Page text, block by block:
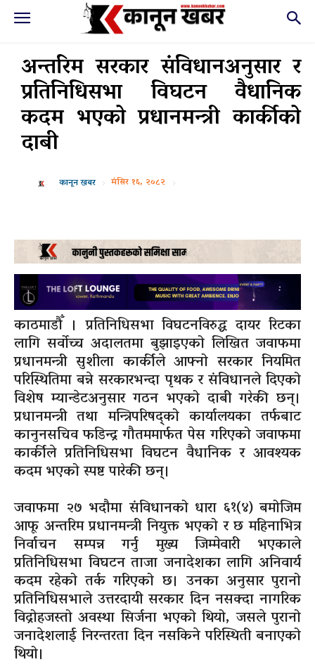
अन्तरिम सरकार संविधानअनुसार र
प्रतिनिधिसभा विघटन वैधानिक
कदम भएको प्रधानमन्त्री कार्कीको
दाबी
कानून खबर मंसिर १६, २०८२
काठमाडौँ । प्रतिनिधिसभा विघटनविरुद्ध दायर रिटका
लागि सर्वोच्च अदालतमा बुझाइएको लिखित जवाफमा
प्रधानमन्त्री सुशीला कार्कीले आफ्नो सरकार नियमित
परिस्थितिमा बन्ने सरकारभन्दा पृथक र संविधानले दिएको
विशेष म्यान्डेटअनुसार गठन भएको दाबी गरेकी छन्।
प्रधानमन्त्री तथा मन्त्रिपरिषद्को कार्यालयका तर्फबाट
कानुनसचिव फडिन्द्र गौतममार्फत पेस गरिएको जवाफमा
कार्कीले प्रतिनिधिसभा विघटन वैधानिक र आवश्यक
कदम भएको स्पष्ट पारेकी छन्।
जवाफमा २७ भदौमा संविधानको धारा ६१(४) बमोजिम
आफू अन्तरिम प्रधानमन्त्री नियुक्त भएको र छ महिनाभित्र
निर्वाचन सम्पन्न गर्नु मुख्य जिम्मेवारी भएकाले
प्रतिनिधिसभा विघटन ताजा जनादेशका लागि अनिवार्य
कदम रहेको तर्क गरिएको छ। उनका अनुसार पुरानो
प्रतिनिधिसभाले उत्तरदायी सरकार दिन नसक्दा नागरिक
विद्रोहजस्तो अवस्था सिर्जना भएको थियो, जसले पुरानो
जनादेशलाई निरन्तरता दिन नसकिने परिस्थिती बनाएको
थियो।